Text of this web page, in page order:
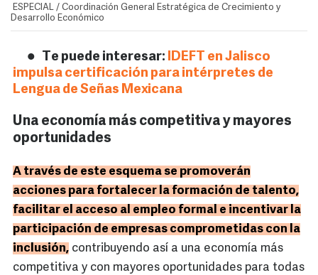
ESPECIAL / Coordinación General Estratégica de Crecimiento y
Desarrollo Económico
Te puede interesar: IDEFT en Jalisco
impulsa certificación para intérpretes de
Lengua de Señas Mexicana
Una economía más competitiva y mayores
oportunidades
A través de este esquema se promoverán
acciones para fortalecer la formación de talento,
facilitar el acceso al empleo formal e incentivar la
participación de empresas comprometidas con la
inclusión, contribuyendo así a una economía más
competitiva y con mayores oportunidades para todas